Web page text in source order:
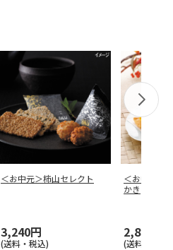
＜お中元＞柿山セレクト
3,240円
(送料・税込)
＜お中元＞
かき
2,800円
(送料・税込)